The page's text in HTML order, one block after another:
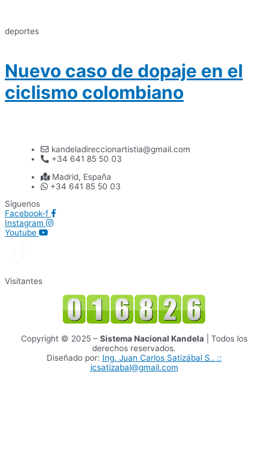
deportes
Nuevo caso de dopaje en el
ciclismo colombiano
kandeladireccionartistia@gmail.com
+34 641 85 50 03
Madrid, España
+34 641 85 50 03
Síguenos
Facebook-f
Instagram
Youtube
Visitantes
Copyright © 2025 – Sistema Nacional Kandela| Todos los
derechos reservados.
Diseñado por: Ing. Juan Carlos Satizábal S.. ::
jcsatizabal@gmail.com